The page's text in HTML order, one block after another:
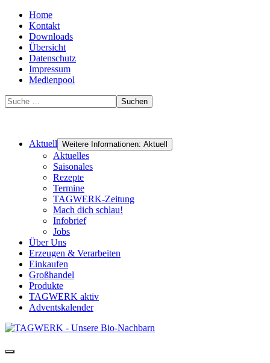
Home
Kontakt
Downloads
Übersicht
Datenschutz
Impressum
Medienpool
Suchen
Aktuell Weitere Informationen: Aktuell
Aktuelles
Saisonales
Rezepte
Termine
TAGWERK-Zeitung
Mach dich schlau!
Infobrief
Jobs
Über Uns
Erzeugen & Verarbeiten
Einkaufen
Großhandel
Produkte
TAGWERK aktiv
Adventskalender